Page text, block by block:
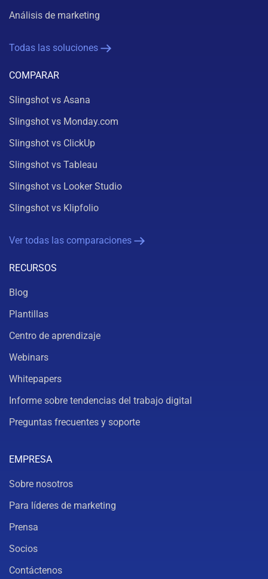
Análisis de marketing
Todas las soluciones
COMPARAR
Slingshot vs Asana
Slingshot vs Monday.com
Slingshot vs ClickUp
Slingshot vs Tableau
Slingshot vs Looker Studio
Slingshot vs Klipfolio
Ver todas las comparaciones
RECURSOS
Blog
Plantillas
Centro de aprendizaje
Webinars
Whitepapers
Informe sobre tendencias del trabajo digital
Preguntas frecuentes y soporte
EMPRESA
Sobre nosotros
Para líderes de marketing
Prensa
Socios
Contáctenos